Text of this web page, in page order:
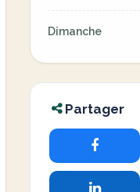
Dimanche
Partager